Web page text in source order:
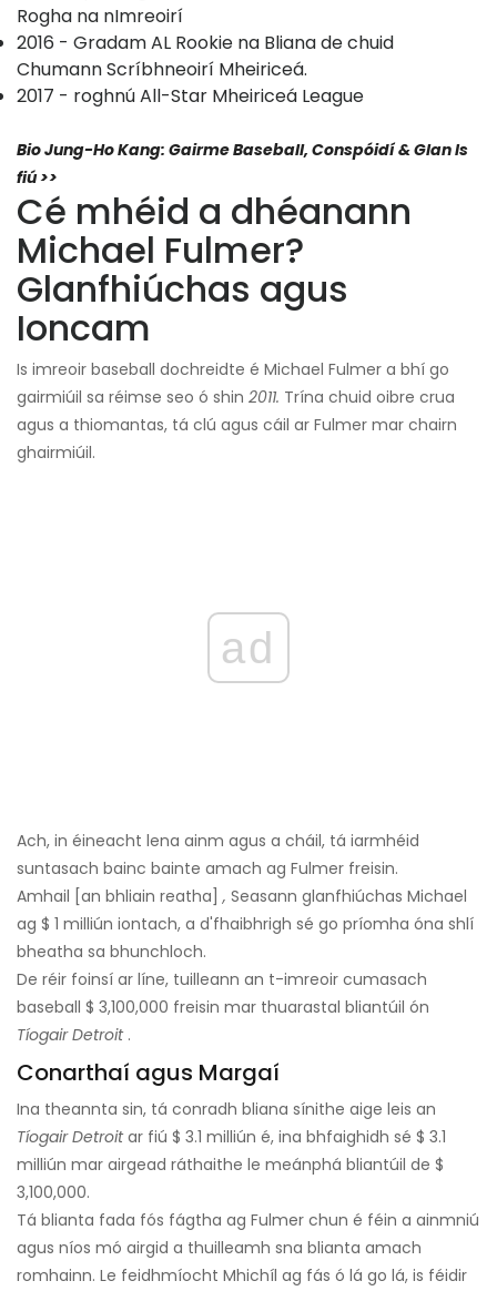
Rogha na nImreoirí
2016 - Gradam AL Rookie na Bliana de chuid
Chumann Scríbhneoirí Mheiriceá.
2017 - roghnú All-Star Mheiriceá League
Bio Jung-Ho Kang: Gairme Baseball, Conspóidí & GlanIs
fiú >>
Cé mhéid a dhéanann
Michael Fulmer?
Glanfhiúchas agus
Ioncam
Is imreoir baseball dochreidte é Michael Fulmer a bhí go
gairmiúil sa réimse seo ó shin 2011. Trína chuid oibre crua
agus a thiomantas, tá clú agus cáil ar Fulmer mar chairn
ghairmiúil.
ad
Ach, in éineacht lena ainm agus a cháil, tá iarmhéid
suntasach bainc bainte amach ag Fulmer freisin.
Amhail [an bhliain reatha], Seasann glanfhiúchas Michael
ag $ 1 milliún iontach, a d'fhaibhrigh sé go príomha óna shlí
bheatha sa bhunchloch.
De réir foinsí ar líne, tuilleann an t-imreoir cumasach
baseball $ 3,100,000 freisin mar thuarastal bliantúil ón
Tíogair Detroit.
Conarthaí agus Margaí
Ina theannta sin, tá conradh bliana sínithe aige leis an
Tíogair Detroitar fiú $ 3.1 milliún é, ina bhfaighidh sé $ 3.1
milliún mar airgead ráthaithe le meánphá bliantúil de $
3,100,000.
Tá blianta fada fós fágtha ag Fulmer chun é féin a ainmniú
agus níos mó airgid a thuilleamh sna blianta amach
romhainn. Le feidhmíocht Mhichíl ag fás ó lá go lá, is féidir